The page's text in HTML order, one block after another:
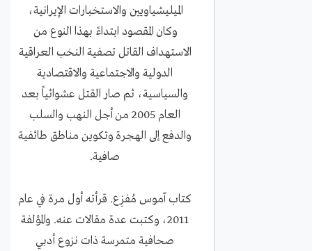
الميليشياويين والاستخبارات الإيرانية،
وكان المقصود ابتداءً بهذا النوع من
الاستهداف القاتل تصفية النخب العراقية
الدولية والاجتماعية والاقتصادية
والسياسية، ثم صار القتل عشوائياً بعد
العام 2005 من أجل النهب والسلب
والدفع إلى الهجرة وتكوين مناطق طائفية
صافية.
كتاب آموس مُفزِع. قرأته أول مرة في عام
2011، وكتبت عدة مقالات عنه. والمؤلفة
صحافية متمرسة ذات نزوع أدبي